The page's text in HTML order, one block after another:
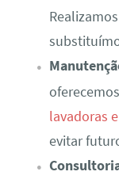
lavadoras
evitar